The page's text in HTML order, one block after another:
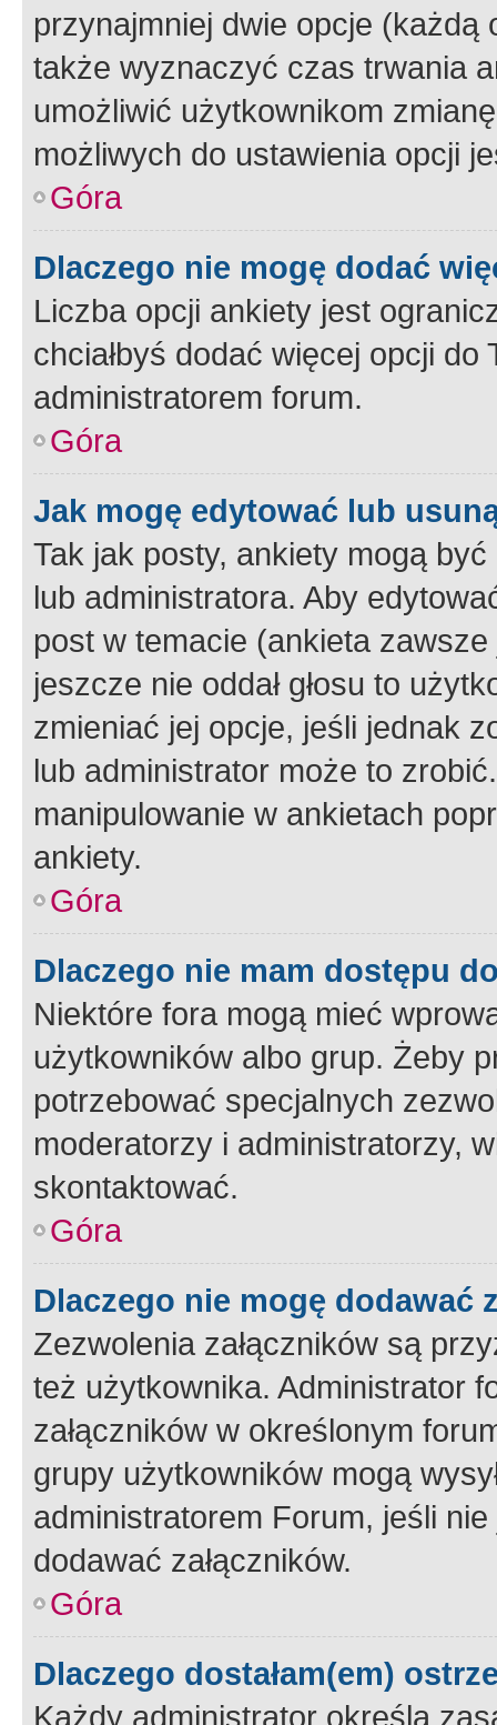
przynajmniej dwie opcje
także wyznaczyć czas trwania
umożliwić użytkownikom
możliwych do ustawienia opcji
Góra
Dlaczego nie mogę dodać
Liczba opcji ankiety jest
chciałbyś dodać więcej opcji
administratorem forum.
Góra
Jak mogę edytować lub
Tak jak posty, ankiety mogą
lub administratora. Aby
post w temacie (ankieta
jeszcze nie oddał głosu to
zmieniać jej opcje, jeśli jednak
lub administrator może to
manipulowanie w ankietach
ankiety.
Góra
Dlaczego nie mam dostępu
Niektóre fora mogą mieć
użytkowników albo grup. Żeby
potrzebować specjalnych
moderatorzy i administratorzy,
skontaktować.
Góra
Dlaczego nie mogę dodawać
Zezwolenia załączników są
też użytkownika. Administrator
załączników w określonym
grupy użytkowników mogą
administratorem Forum, jeśli
dodawać załączników.
Góra
Dlaczego dostałam(em)
Każdy administrator określa